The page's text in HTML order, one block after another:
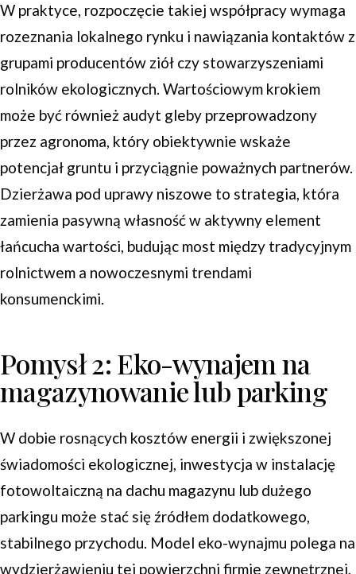
W praktyce, rozpoczęcie takiej współpracy wymaga
rozeznania lokalnego rynku i nawiązania kontaktów z
grupami producentów ziół czy stowarzyszeniami
rolników ekologicznych. Wartościowym krokiem
może być również audyt gleby przeprowadzony
przez agronoma, który obiektywnie wskaże
potencjał gruntu i przyciągnie poważnych partnerów.
Dzierżawa pod uprawy niszowe to strategia, która
zamienia pasywną własność w aktywny element
łańcucha wartości, budując most między tradycyjnym
rolnictwem a nowoczesnymi trendami
konsumenckimi.
Pomysł 2: Eko-wynajem na
magazynowanie lub parking
W dobie rosnących kosztów energii i zwiększonej
świadomości ekologicznej, inwestycja w instalację
fotowoltaiczną na dachu magazynu lub dużego
parkingu może stać się źródłem dodatkowego,
stabilnego przychodu. Model eko-wynajmu polega na
wydzierżawieniu tej powierzchni firmie zewnętrznej,